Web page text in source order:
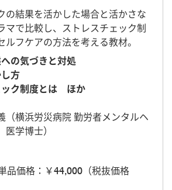
の結果を活かした場合と活かさな
マで比較し、ストレスチェック制
ルフケアの方法を考える教材。
の気づきと対処
方
ック制度とは ほか
横浜労災病院 勤労者メンタルヘ
学博士）
品価格：￥44,000（税抜価格